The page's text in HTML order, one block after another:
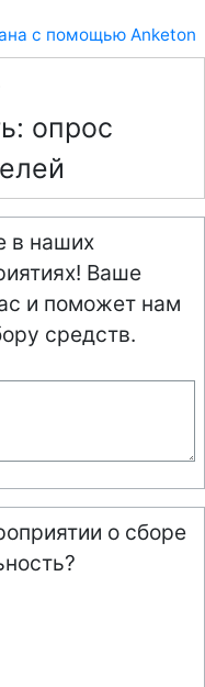
с помощью Anketon
опрос
в наших
Ваше
и поможет нам
средств.
о сборе